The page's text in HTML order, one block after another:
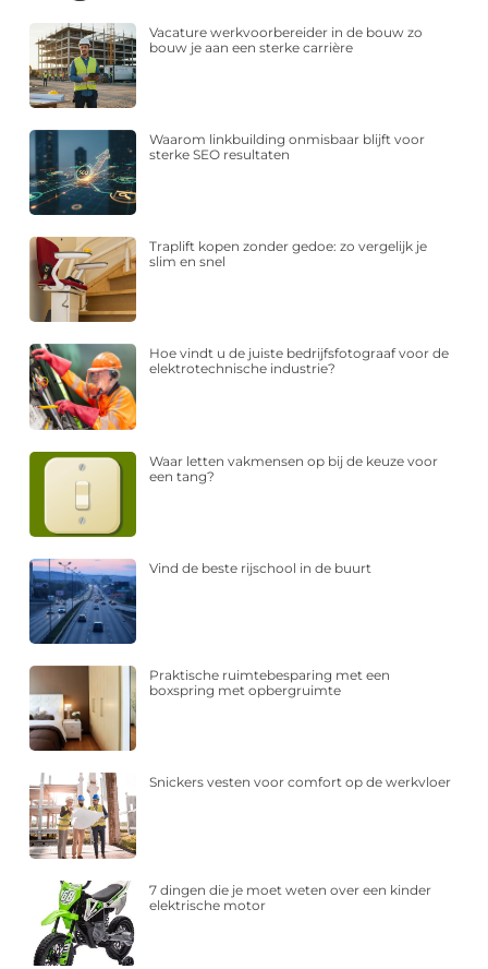
Vacature werkvoorbereider in de bouw zo
bouw je aan een sterke carrière
Waarom linkbuilding onmisbaar blijft voor
sterke SEO resultaten
Traplift kopen zonder gedoe: zo vergelijk je
slim en snel
Hoe vindt u de juiste bedrijfsfotograaf voor de
elektrotechnische industrie?
Waar letten vakmensen op bij de keuze voor
een tang?
Vind de beste rijschool in de buurt
Praktische ruimtebesparing met een
boxspring met opbergruimte
Snickers vesten voor comfort op de werkvloer
7 dingen die je moet weten over een kinder
elektrische motor